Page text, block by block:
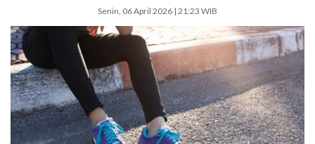
Senin, 06 April 2026 | 21:23 WIB